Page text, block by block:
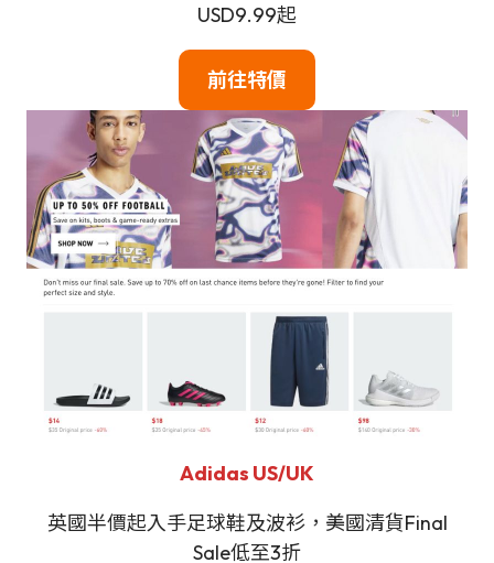
USD9.99起
前往特價
Adidas US/UK
英國半價起入手足球鞋及波衫，美國清貨Final
Sale低至3折